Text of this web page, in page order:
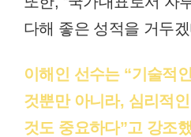
다해 좋은 성적을 거두
이해인 선수는 “기술적
것뿐만 아니라, 심리적
것도 중요하다”고 강조